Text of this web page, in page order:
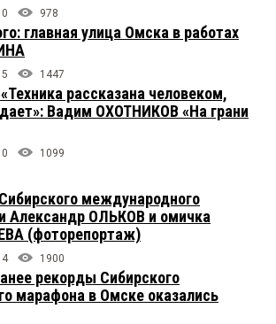
0 978
главная улица Омска в работах
5 1447
рассказана человеком,
Вадим ОХОТНИКОВ «На грани
0 1099
международного
Александр ОЛЬКОВ и омичка
(фоторепортаж)
4 1900
рекорды Сибирского
марафона в Омске оказались